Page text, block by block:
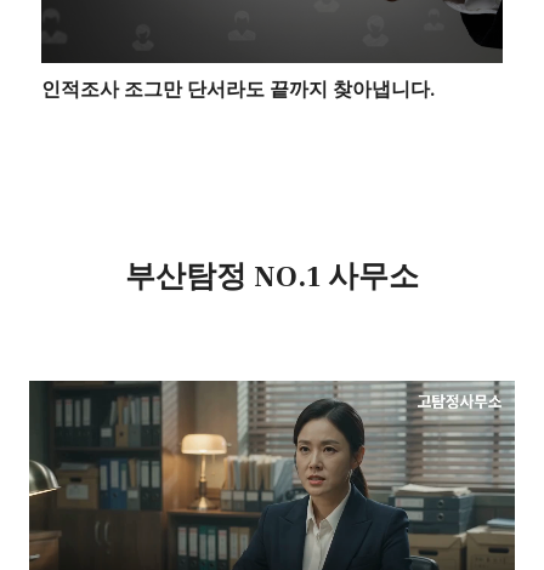
인적조사 조그만 단서라도 끝까지 찾아냅니다.
부산탐정 NO.1 사무소